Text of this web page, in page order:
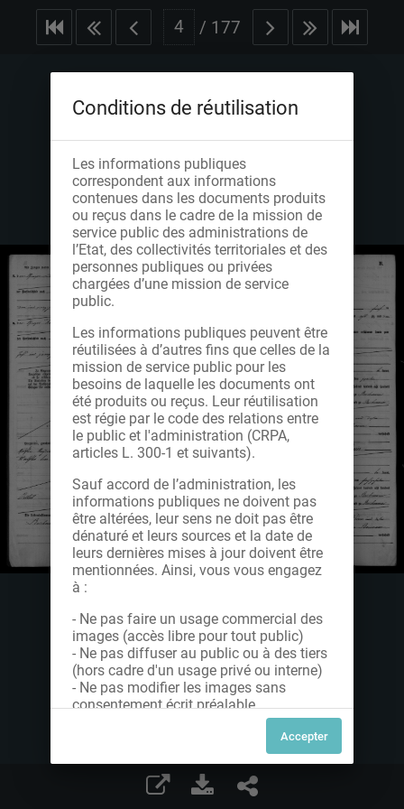
/ 177
Conditions de réutilisation
Les informations publiques
correspondent aux informations
contenues dans les documents produits
ou reçus dans le cadre de la mission de
service public des administrations de
l’Etat, des collectivités territoriales et des
personnes publiques ou privées
chargées d’une mission de service
public.
Les informations publiques peuvent être
réutilisées à d’autres fins que celles de la
mission de service public pour les
besoins de laquelle les documents ont
été produits ou reçus. Leur réutilisation
est régie par le code des relations entre
le public et l'administration (CRPA,
articles L. 300-1 et suivants).
Sauf accord de l’administration, les
informations publiques ne doivent pas
être altérées, leur sens ne doit pas être
dénaturé et leurs sources et la date de
leurs dernières mises à jour doivent être
mentionnées. Ainsi, vous vous engagez
à :
- Ne pas faire un usage commercial des
images (accès libre pour tout public)
- Ne pas diffuser au public ou à des tiers
(hors cadre d'un usage privé ou interne)
- Ne pas modifier les images sans
consentement écrit préalable
Dans le cas contraire, nous vous invitons
à nous contacter afin de solliciter le type
de Licence souhaitée parmi celles
proposées et le cas échéant, acquitter